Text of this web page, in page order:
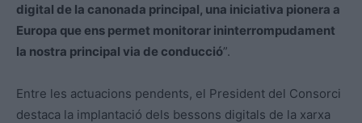
digital de la canonada principal, una iniciativa pionera a
Europa que ens permet monitorar ininterrompudament
la nostra principal via de conducció”.
Entre les actuacions pendents, el President del Consorci
destaca la implantació dels bessons digitals de la xarxa